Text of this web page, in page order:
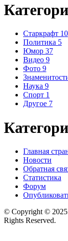
Старкрафт 10
Политика 5
Юмор 37
Видео 9
Фото 9
Наука 9
Спорт 1
Другое 7
Главная
Новости
Обратная
Статистика
Форум
© Copyright © 2025.
Rights Reserved.